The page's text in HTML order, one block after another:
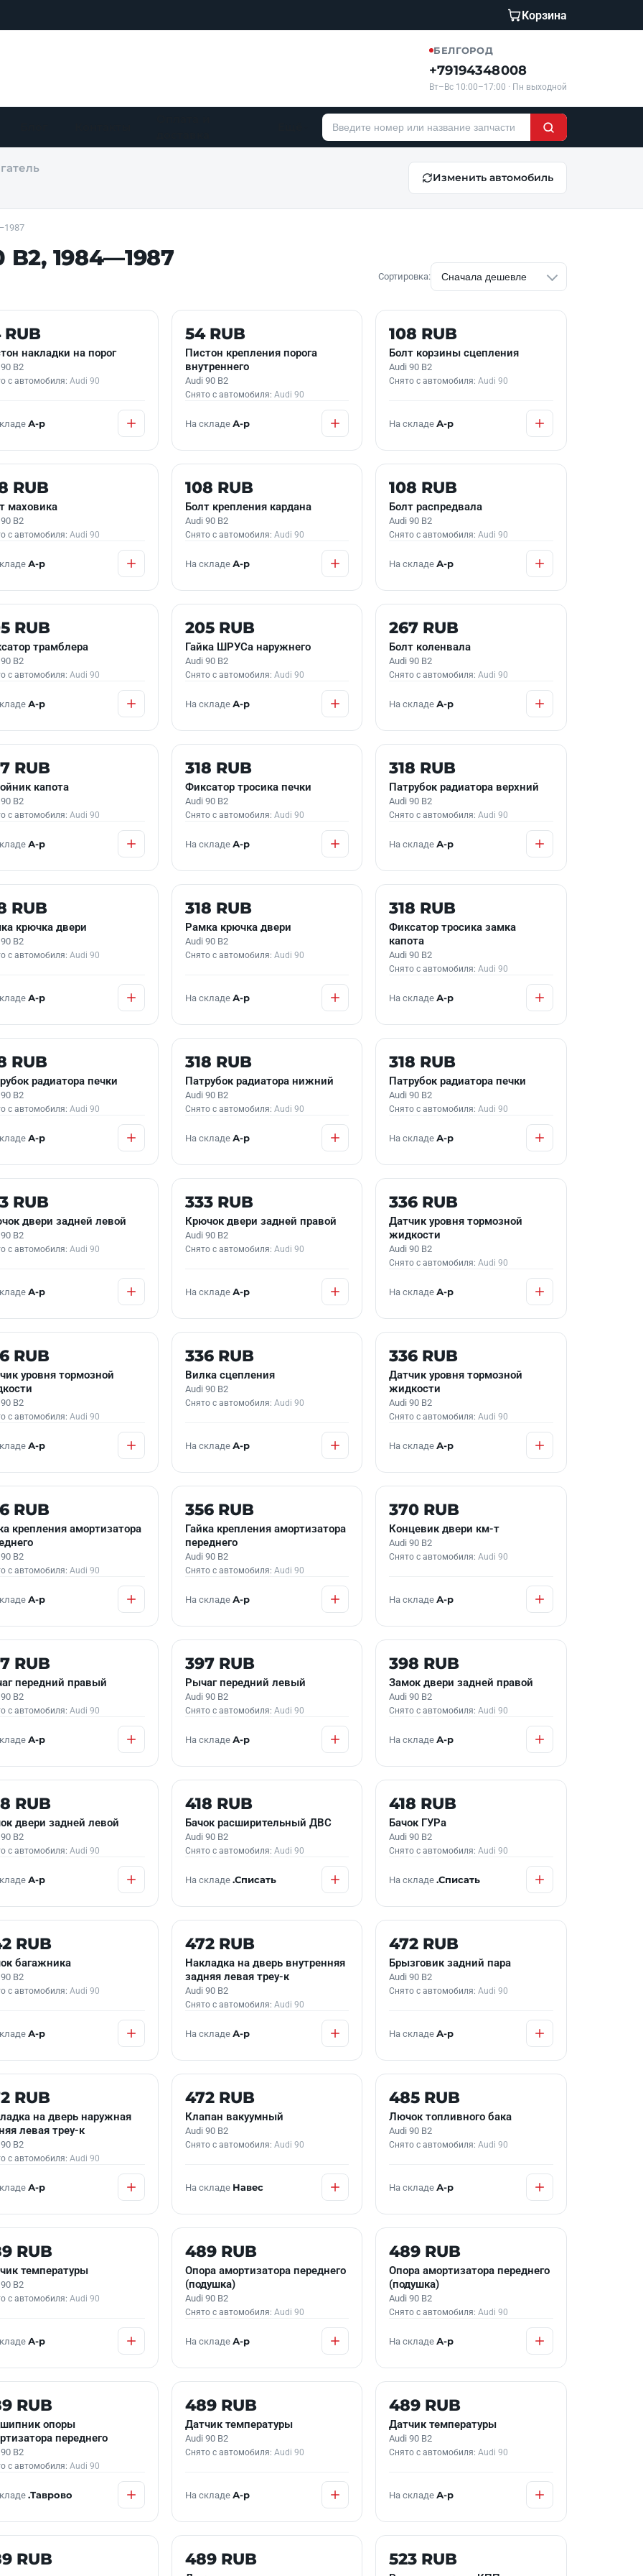
Корзина
БЕЛГОРОД
+79194348008
Вт–Вс 10:00–17:00 · Пн выходной
Изменить автомобиль
1984—1987
Сортировка:
НАЛИЧИИ
RUB
накладки на порог
B2
с автомобиля: Audi 90
А-р
Б/У В НАЛИЧИИ
54 RUB
Пистон крепления порога
внутреннего
Audi 90 B2
Снято с автомобиля: Audi 90
На складе А-р
Б/У В НАЛИЧИИ
108 RUB
Болт корзины сцепления
Audi 90 B2
Снято с автомобиля: Audi 90
На складеА-р
НАЛИЧИИ
RUB
маховика
B2
с автомобиля: Audi 90
А-р
Б/У В НАЛИЧИИ
108 RUB
Болт крепления кардана
Audi 90 B2
Снято с автомобиля: Audi 90
На складе А-р
Б/У В НАЛИЧИИ
108 RUB
Болт распредвала
Audi 90 B2
Снято с автомобиля: Audi 90
На складеА-р
НАЛИЧИИ
RUB
трамблера
B2
с автомобиля: Audi 90
А-р
Б/У В НАЛИЧИИ
205 RUB
Гайка ШРУСа наружнего
Audi 90 B2
Снято с автомобиля: Audi 90
На складе А-р
Б/У В НАЛИЧИИ
267 RUB
Болт коленвала
Audi 90 B2
Снято с автомобиля: Audi 90
На складеА-р
НАЛИЧИИ
RUB
капота
B2
с автомобиля: Audi 90
А-р
Б/У В НАЛИЧИИ
318 RUB
Фиксатор тросика печки
Audi 90 B2
Снято с автомобиля: Audi 90
На складе А-р
Б/У В НАЛИЧИИ
318 RUB
Патрубок радиатора верхний
Audi 90 B2
Снято с автомобиля: Audi 90
На складеА-р
НАЛИЧИИ
RUB
крючка двери
B2
с автомобиля: Audi 90
А-р
Б/У В НАЛИЧИИ
318 RUB
Рамка крючка двери
Audi 90 B2
Снято с автомобиля: Audi 90
На складе А-р
Б/У В НАЛИЧИИ
318 RUB
Фиксатор тросика замка
капота
Audi 90 B2
Снято с автомобиля: Audi 90
На складеА-р
НАЛИЧИИ
RUB
радиатора печки
B2
с автомобиля: Audi 90
А-р
Б/У В НАЛИЧИИ
318 RUB
Патрубок радиатора нижний
Audi 90 B2
Снято с автомобиля: Audi 90
На складе А-р
Б/У В НАЛИЧИИ
318 RUB
Патрубок радиатора печки
Audi 90 B2
Снято с автомобиля: Audi 90
На складеА-р
НАЛИЧИИ
RUB
двери задней левой
B2
с автомобиля: Audi 90
А-р
Б/У В НАЛИЧИИ
333 RUB
Крючок двери задней правой
Audi 90 B2
Снято с автомобиля: Audi 90
На складе А-р
Б/У В НАЛИЧИИ
336 RUB
Датчик уровня тормозной
жидкости
Audi 90 B2
Снято с автомобиля: Audi 90
На складеА-р
НАЛИЧИИ
RUB
уровня тормозной
B2
с автомобиля: Audi 90
А-р
Б/У В НАЛИЧИИ
336 RUB
Вилка сцепления
Audi 90 B2
Снято с автомобиля: Audi 90
На складе А-р
Б/У В НАЛИЧИИ
336 RUB
Датчик уровня тормозной
жидкости
Audi 90 B2
Снято с автомобиля: Audi 90
На складеА-р
НАЛИЧИИ
RUB
крепления амортизатора
B2
с автомобиля: Audi 90
А-р
Б/У В НАЛИЧИИ
356 RUB
Гайка крепления амортизатора
переднего
Audi 90 B2
Снято с автомобиля: Audi 90
На складе А-р
Б/У В НАЛИЧИИ
370 RUB
Концевик двери км-т
Audi 90 B2
Снято с автомобиля: Audi 90
На складеА-р
НАЛИЧИИ
RUB
передний правый
B2
с автомобиля: Audi 90
А-р
Б/У В НАЛИЧИИ
397 RUB
Рычаг передний левый
Audi 90 B2
Снято с автомобиля: Audi 90
На складе А-р
Б/У В НАЛИЧИИ
398 RUB
Замок двери задней правой
Audi 90 B2
Снято с автомобиля: Audi 90
На складеА-р
НАЛИЧИИ
RUB
двери задней левой
B2
с автомобиля: Audi 90
А-р
Б/У В НАЛИЧИИ
418 RUB
Бачок расширительный ДВС
Audi 90 B2
Снято с автомобиля: Audi 90
На складе .Списать
Б/У В НАЛИЧИИ
418 RUB
Бачок ГУРа
Audi 90 B2
Снято с автомобиля: Audi 90
На складе.Списать
В НАЛИЧИИ
RUB
багажника
B2
с автомобиля: Audi 90
А-р
Б/У В НАЛИЧИИ
472 RUB
Накладка на дверь внутренняя
задняя левая треу-к
Audi 90 B2
Снято с автомобиля: Audi 90
На складе А-р
Б/У В НАЛИЧИИ
472 RUB
Брызговик задний пара
Audi 90 B2
Снято с автомобиля: Audi 90
На складеА-р
В НАЛИЧИИ
RUB
на дверь наружная
левая треу-к
B2
с автомобиля: Audi 90
А-р
Б/У В НАЛИЧИИ
472 RUB
Клапан вакуумный
Audi 90 B2
Снято с автомобиля: Audi 90
На складе Навес
Б/У В НАЛИЧИИ
485 RUB
Лючок топливного бака
Audi 90 B2
Снято с автомобиля: Audi 90
На складеА-р
В НАЛИЧИИ
RUB
температуры
B2
с автомобиля: Audi 90
А-р
Б/У В НАЛИЧИИ
489 RUB
Опора амортизатора переднего
(подушка)
Audi 90 B2
Снято с автомобиля: Audi 90
На складе А-р
Б/У В НАЛИЧИИ
489 RUB
Опора амортизатора переднего
(подушка)
Audi 90 B2
Снято с автомобиля: Audi 90
На складеА-р
В НАЛИЧИИ
RUB
опоры
переднего
B2
с автомобиля: Audi 90
.Таврово
Б/У В НАЛИЧИИ
489 RUB
Датчик температуры
Audi 90 B2
Снято с автомобиля: Audi 90
На складе А-р
Б/У В НАЛИЧИИ
489 RUB
Датчик температуры
Audi 90 B2
Снято с автомобиля: Audi 90
На складеА-р
В НАЛИЧИИ
RUB Б/У В НАЛИЧИИ
489 RUB Б/У В НАЛИЧИИ
523 RUB